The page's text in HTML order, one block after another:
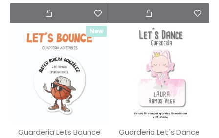
New
Guarderia Lets Bounce
Guarderia Let´s Dance